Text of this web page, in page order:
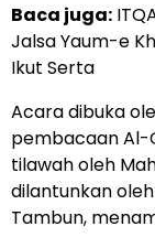
Baca juga:
Jalsa Yaum-e
Ikut Serta
Acara dibuka
pembacaan Al-
tilawah oleh
dilantunkan
Tambun,